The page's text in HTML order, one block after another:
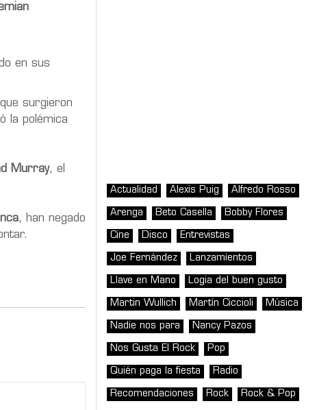
en sus
surgieron
la polémica
Murray, el
, han negado
Actualidad Alexis Puig Alfredo Rosso
Arenga Beto Casella Bobby Flores
Cine Disco Entrevistas
Joe Fernández Lanzamientos
Llave en Mano Logia del buen gusto
Martin Wullich Martín Ciccioli Música
Nadie nos para Nancy Pazos
Nos Gusta El Rock Pop
Quién paga la fiesta Radio
Recomendaciones Rock Rock & Pop